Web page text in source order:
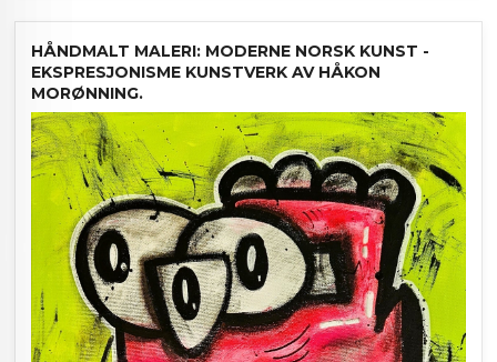
HÅNDMALT MALERI: MODERNE NORSK KUNST -
EKSPRESJONISME KUNSTVERK AV HÅKON
MORØNNING.